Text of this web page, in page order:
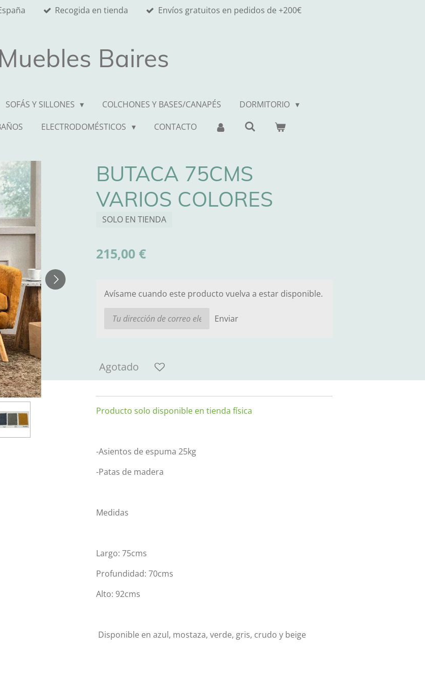
Recogida en tienda Envíos gratuitos en pedidos de +200€
Muebles Baires
SOFÁS Y SILLONES COLCHONES Y BASES/CANAPÉS
DORMITORIO
ELECTRODOMÉSTICOS CONTACTO
BUTACA 75CMS
VARIOS COLORES
SOLO EN TIENDA
215,00 €
Avísame cuando este producto vuelva a estar disponible.
Enviar
Agotado
Producto solo disponible en tienda física
-Asientos de espuma 25kg
-Patas de madera
Medidas
Largo: 75cms
Profundidad: 70cms
Alto: 92cms
Disponible en azul, mostaza, verde, gris, crudo y beige